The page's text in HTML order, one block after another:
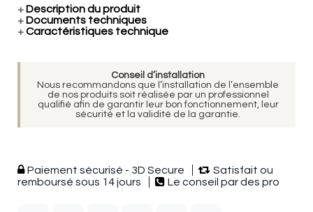
+ Description du produit
+ Documents techniques
+Caractéristiques technique
Conseil d’installation
Nous recommandons que l’installation de l’ensemble
de nos produits soit réalisée par un professionnel
qualifié afin de garantir leur bon fonctionnement, leur
sécurité et la validité de la garantie.
Paiement sécurisé - 3D Secure
Satisfait ou
remboursé sous 14 jours
Le conseil par des pro